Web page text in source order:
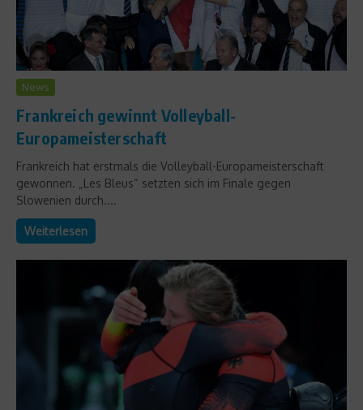
News
Frankreich gewinnt Volleyball-
Europameisterschaft
Frankreich hat erstmals die Volleyball-Europameisterschaft
gewonnen. „Les Bleus“ setzten sich im Finale gegen
Slowenien durch....
Weiterlesen